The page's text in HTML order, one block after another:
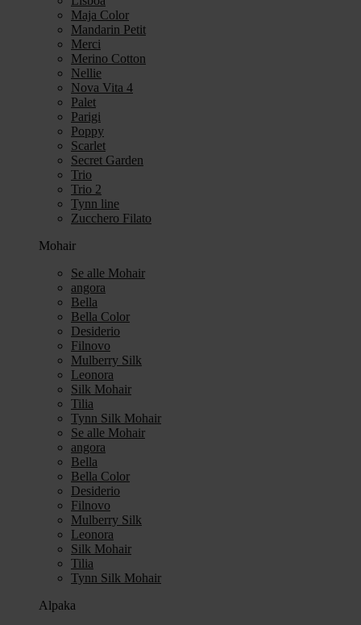
Maja Color
Mandarin Petit
Merci
Merino Cotton
Nellie
Nova Vita 4
Palet
Parigi
Poppy
Scarlet
Secret Garden
Trio
Trio 2
Tynn line
Zucchero Filato
Mohair
Se alle Mohair
angora
Bella
Bella Color
Desiderio
Filnovo
Mulberry Silk
Leonora
Silk Mohair
Tilia
Tynn Silk Mohair
Se alle Mohair
angora
Bella
Bella Color
Desiderio
Filnovo
Mulberry Silk
Leonora
Silk Mohair
Tilia
Tynn Silk Mohair
Alpaka